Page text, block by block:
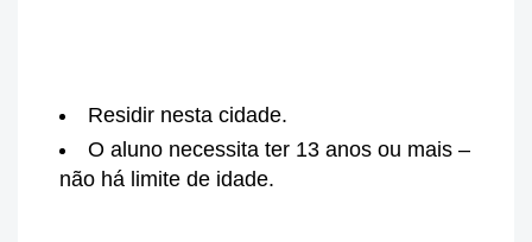
Residir nesta cidade.
O aluno necessita ter 13 anos ou mais –
não há limite de idade.